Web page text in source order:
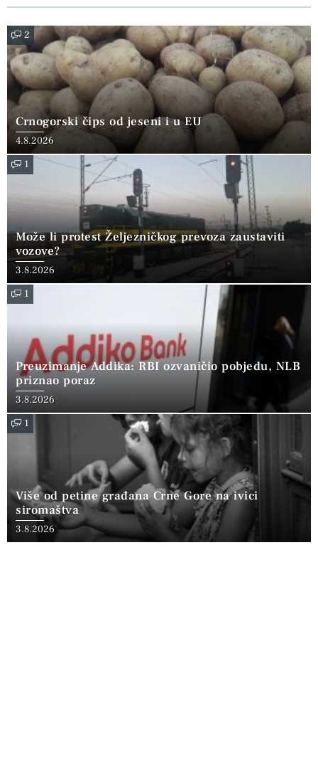
2
Crnogorski čips od jeseni i u EU
4.8.2026
1
Može li protest Željezničkog prevoza zaustaviti
vozove?
3.8.2026
1
Preuzimanje Addika: RBI ozvaničio pobjedu, NLB
priznao poraz
3.8.2026
1
Više od petine građana Crne Gore na ivici
siromaštva
3.8.2026